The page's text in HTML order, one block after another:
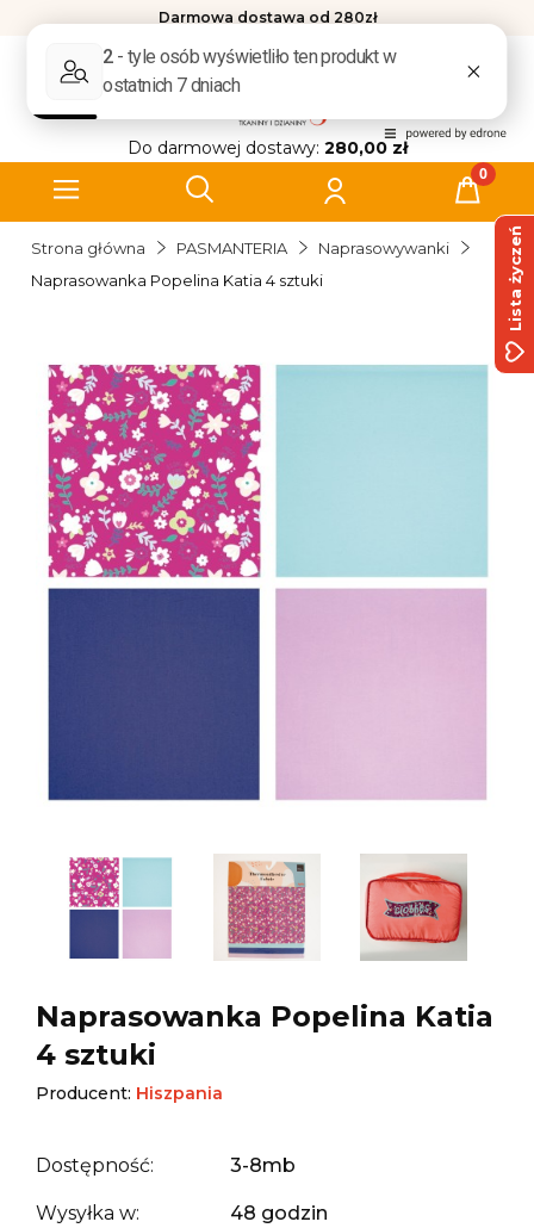
Darmowa dostawa od 280zł
Do darmowej dostawy: 280,00 zł
Strona główna PASMANTERIA
Naprasowywanki
Naprasowanka Popelina Katia 4 sztuki
Naprasowanka Popelina Katia
4 sztuki
Producent: Hiszpania
Dostępność: 3-8mb
Wysyłka w: 48 godzin
Lista życzeń